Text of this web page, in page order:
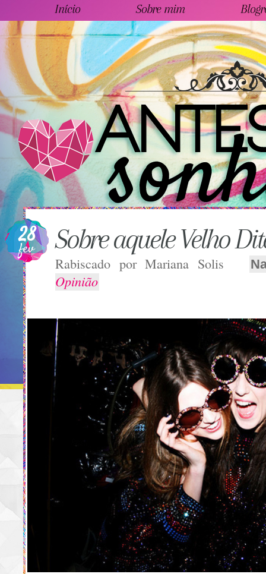
Início Sobre mim
28
fev Sobre aquele Velho
Rabiscado porMariana Solis
Opinião